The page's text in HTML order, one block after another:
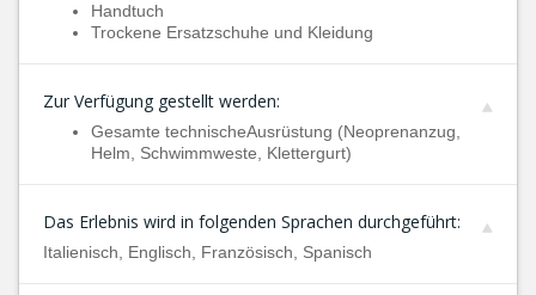
Handtuch
Trockene Ersatzschuhe und Kleidung
Zur Verfügung gestellt werden:
Gesamte technischeAusrüstung (Neoprenanzug,
Helm, Schwimmweste, Klettergurt)
Das Erlebnis wird in folgenden Sprachen durchgeführt:
Italienisch, Englisch, Französisch, Spanisch